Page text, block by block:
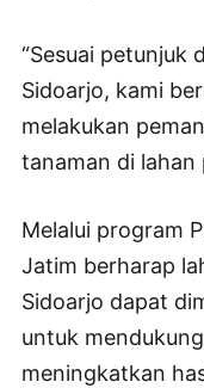
“Sesuai petunjuk
Sidoarjo, kami
melakukan
tanaman di lahan
Melalui program
Jatim berharap
Sidoarjo dapat
untuk
meningkatkan